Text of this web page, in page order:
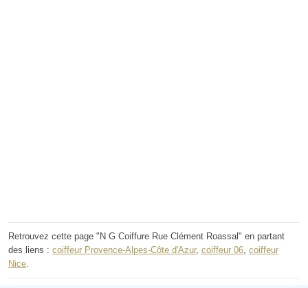
Retrouvez cette page "N G Coiffure Rue Clément Roassal" en partant
des liens : coiffeur Provence-Alpes-Côte d'Azur, coiffeur 06, coiffeur
Nice.